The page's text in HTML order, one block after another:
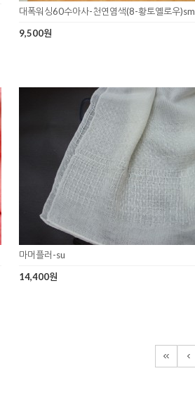
대폭워싱60수아사-천연염색(8-황토옐로우)sm
9,500원
마머플러-su
14,400원